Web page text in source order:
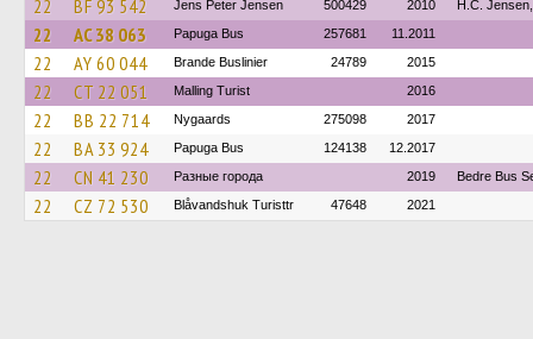
22 BF 93 542 Jens Peter Jensen 500429 2010 H.C.
22 AC 38 063 Papuga Bus 257681 11.2011
22 AY 60 044 Brande Buslinier 24789 2015
22 CT 22 051 Malling Turist 2016
22 BB 22 714 Nygaards 275098 2017
22 BA 33 924 Papuga Bus 124138 12.2017
22 CN 41 230 Разные города 2019 Bedre Bus
22 CZ 72 530 Blåvandshuk Turisttr 47648 2021